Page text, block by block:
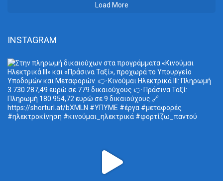
Load More
INSTAGRAM